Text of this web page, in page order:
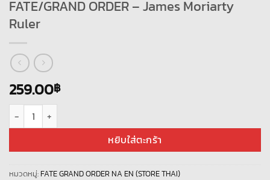
FATE/GRAND ORDER – James Moriarty
Ruler
259.00฿
จำนวน FATE/GRAND ORDER - James Moriarty Ruler ชิ้น
หยิบใส่ตะกร้า
หมวดหมู่: FATE GRAND ORDER NA EN (STORE THAI)